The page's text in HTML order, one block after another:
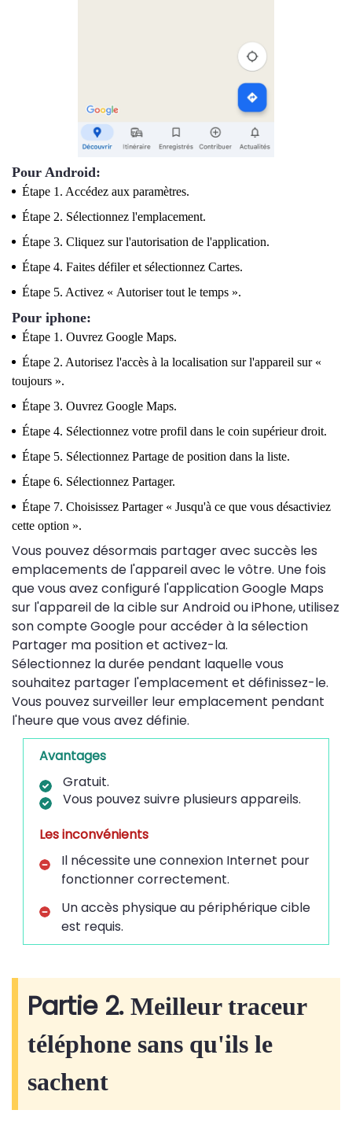
Pour Android:
Étape 1. Accédez aux paramètres.
Étape 2. Sélectionnez l'emplacement.
Étape 3. Cliquez sur l'autorisation de l'application.
Étape 4. Faites défiler et sélectionnez Cartes.
Étape 5. Activez « Autoriser tout le temps ».
Pour iphone:
Étape 1. Ouvrez Google Maps.
Étape 2. Autorisez l'accès à la localisation sur l'appareil sur «
toujours ».
Étape 3. Ouvrez Google Maps.
Étape 4. Sélectionnez votre profil dans le coin supérieur droit.
Étape 5. Sélectionnez Partage de position dans la liste.
Étape 6. Sélectionnez Partager.
Étape 7. Choisissez Partager « Jusqu'à ce que vous désactiviez
cette option ».
Vous pouvez désormais partager avec succès les
emplacements de l'appareil avec le vôtre. Une fois
que vous avez configuré l'application Google Maps
sur l'appareil de la cible sur Android ou iPhone, utilisez
son compte Google pour accéder à la sélection
Partager ma position et activez-la.
Sélectionnez la durée pendant laquelle vous
souhaitez partager l'emplacement et définissez-le.
Vous pouvez surveiller leur emplacement pendant
l'heure que vous avez définie.
Avantages
Gratuit.
Vous pouvez suivre plusieurs appareils.
Les inconvénients
Il nécessite une connexion Internet pour
fonctionner correctement.
Un accès physique au périphérique cible
est requis.
Partie 2. Meilleur traceur
téléphone sans qu'ils le
sachent